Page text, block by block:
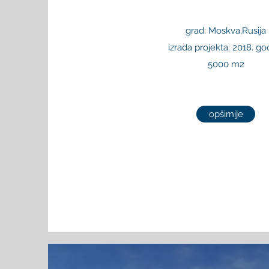
grad: Moskva,Rusija
izrada projekta: 2018.
5000 m2
opširnije